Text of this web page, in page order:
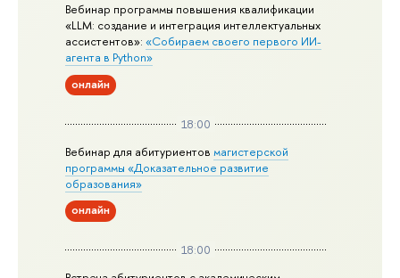
Вебинар программы повышения квалификации
«LLM: создание и интеграция интеллектуальных
ассистентов»:«Собираем своего первого ИИ-
агента в Python»
онлайн
18:00
Вебинар для абитуриентовмагистерской
программы «Доказательное развитие
образования»
онлайн
18:00